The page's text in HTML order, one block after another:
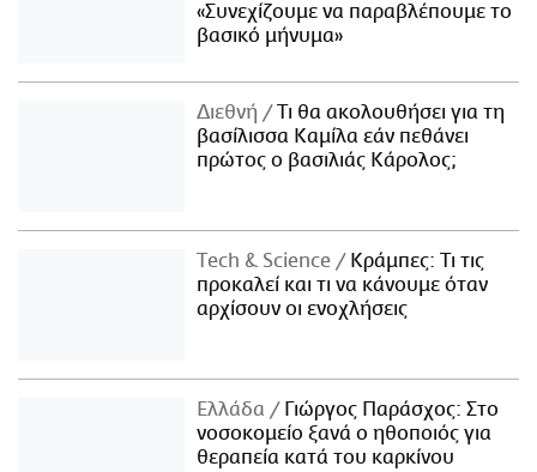
«Συνεχίζουμε να παραβλέπουμε το
βασικό μήνυμα»
Διεθνή
Τι θα ακολουθήσει για τη
βασίλισσα Καμίλα εάν πεθάνει
πρώτος ο βασιλιάς Κάρολος;
Τech & Science
Κράμπες: Τι τις
προκαλεί και τι να κάνουμε όταν
αρχίσουν οι ενοχλήσεις
Ελλάδα
Γιώργος Παράσχος: Στο
νοσοκομείο ξανά ο ηθοποιός για
θεραπεία κατά του καρκίνου